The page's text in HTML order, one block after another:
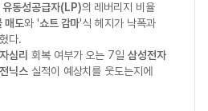
유동성공급자(LP)의 레버리지 비율
매도와 '쇼트 감마'식 헤지가 낙폭과
다.
심리 회복 여부가 오는 7일삼성전자
닉스실적이 예상치를 웃도는지에